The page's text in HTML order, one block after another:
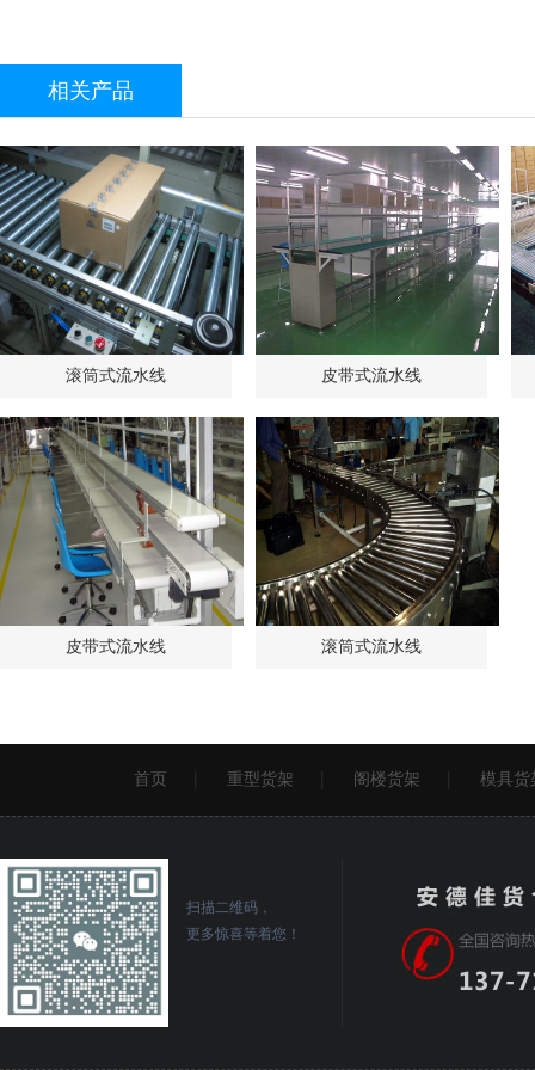
相关产品
滚筒式流水线 皮带式流水线
皮带式流水线 滚筒式流水线
首页 重型货架 阁楼货架 模具货
扫描二维码，
更多惊喜等着您！